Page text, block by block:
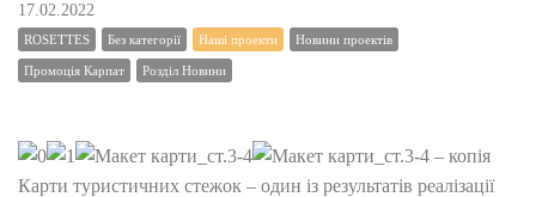
17.02.2022
ROSETTES Без категорії Наші проекти Новини проектів
Промоція Карпат Розділ Новини
Карти туристичних стежок – один із результатів реалізації